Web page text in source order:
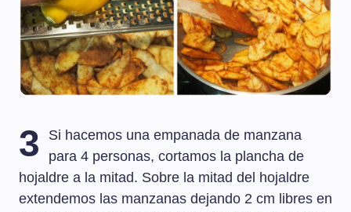
3
Si hacemos una empanada de manzana
para 4 personas, cortamos la plancha de
hojaldre a la mitad. Sobre la mitad del hojaldre
extendemos las manzanas dejando 2 cm libres en